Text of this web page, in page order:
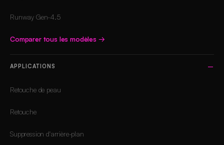
Runway Gen-4.5
Comparer tous les modèles →
APPLICATIONS
Retouche de peau
Retouche
Suppression d'arrière-plan